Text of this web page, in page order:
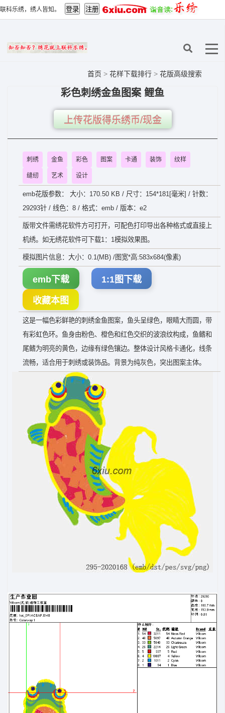
联科乐绣，绣人皆知。
首页 > 花样下载排行 > 花版高级搜索
彩色刺绣金鱼图案 鲤鱼
上传花版得乐绣币/现金
刺绣 金鱼 彩色 图案 卡通 装饰 纹样
缝纫 艺术 设计
emb花版参数： 大小：170.50 KB / 尺寸：154*181[毫米] / 针数：
29293针 / 线色：8 / 格式：emb / 版本：e2
版带文件需绣花软件方可打开，可配色打印导出各种格式或直接上
机绣。如无绣花软件可下载1：1模拟效果图。
模拟图片信息：大小：0.1(MB) /图宽*高:583x684(像素)
emb下载 1:1图下载
收藏本图
这是一幅色彩鲜艳的刺绣金鱼图案，鱼头呈绿色，眼睛大而圆，带
有彩虹色环。鱼身由粉色、橙色和红色交织的波浪纹构成，鱼鳍和
尾鳍为明亮的黄色，边缘有绿色镶边。整体设计风格卡通化，线条
流畅，适合用于刺绣或装饰品。背景为纯灰色，突出图案主体。